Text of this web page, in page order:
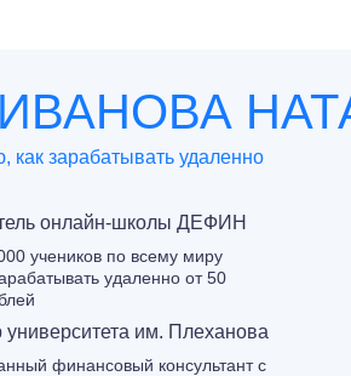
как зарабатывать удаленно
онлайн-школы ДЕФИН
учеников по всему миру
удаленно от 50
университета им. Плеханова
финансовый консультант с